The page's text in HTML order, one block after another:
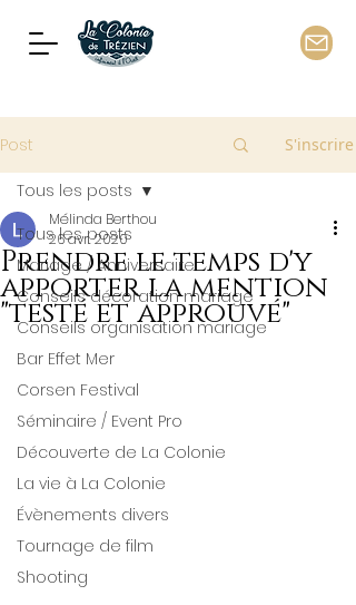
Post S'inscrire
Tous les posts
Mariage / Anniversaire
Conseils décoration mariage
Conseils organisation mariage
Bar Effet Mer
Corsen Festival
Séminaire / Event Pro
Découverte de La Colonie
La vie à La Colonie
Évènements divers
Tournage de film
Shooting
Tous les posts
Prendre le temps d'y
apporter la mention
"testé et approuvé"
Mélinda Berthou
26 avr. 2020